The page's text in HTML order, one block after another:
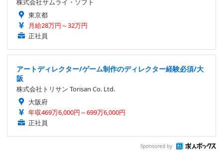
株式会社サムライ・ソフト
東京都
月給28万円～32万円
正社員
アートディレクター/ゲーム制作のディレクター経験必須/大
阪
株式会社トリサン Torisan Co. Ltd.
大阪府
年収469万6,000円～699万6,000円
正社員
Sponsored by